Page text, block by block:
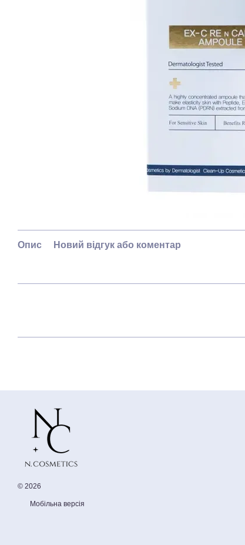
Опис Новий відгук або коментар
© 2026
Мобільна версія